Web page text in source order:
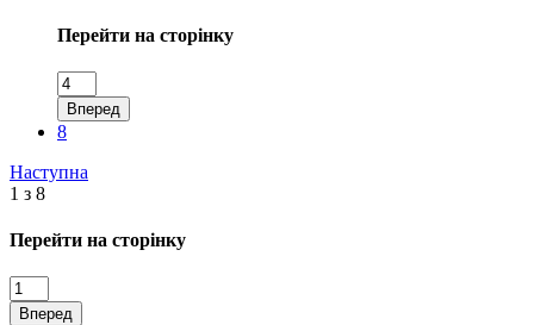
Перейти на сторінку
Вперед
8
Наступна
1 з 8
Перейти на сторінку
Вперед